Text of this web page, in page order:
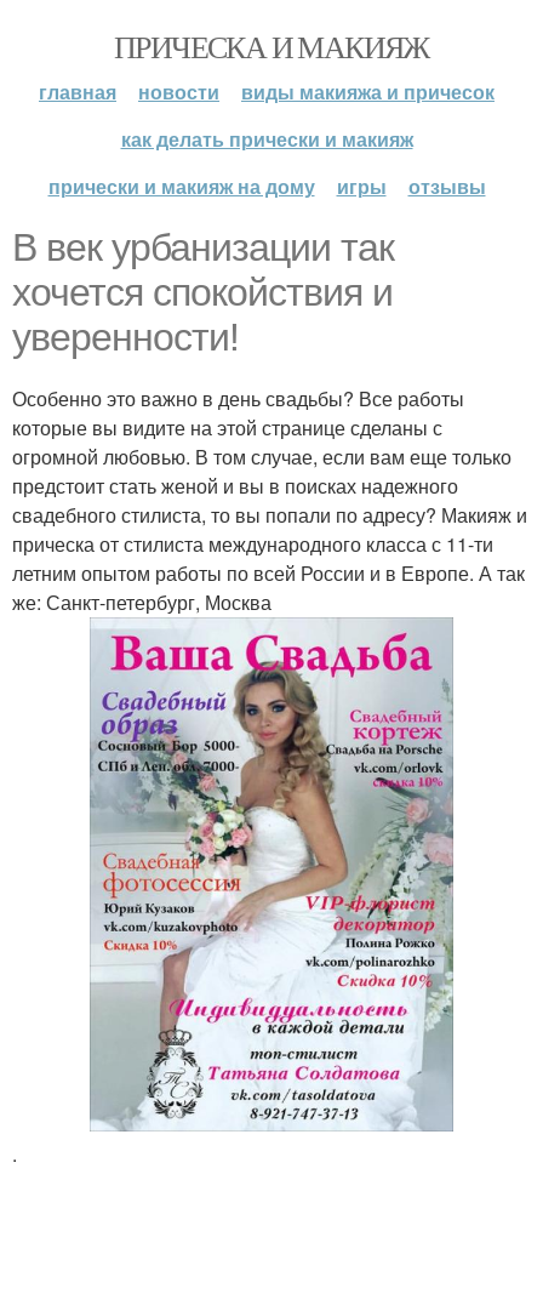
ПРИЧЕСКА И МАКИЯЖ
главная новости
виды макияжа и причесок
как делать прически и макияж
прически и макияж на дому
игры отзывы
В век урбанизации так
хочется спокойствия и
уверенности!
Особенно это важно в день свадьбы? Все работы
которые вы видите на этой странице сделаны с
огромной любовью. В том случае, если вам еще только
предстоит стать женой и вы в поисках надежного
свадебного стилиста, то вы попали по адресу? Макияж и
прическа от стилиста международного класса с 11-ти
летним опытом работы по всей России и в Европе. А так
же: Санкт-петербург, Москва
.